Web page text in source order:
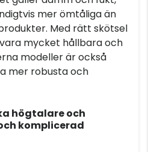
mer ömtåliga än
Med rätt skötsel
mycket hållbara och
modeller är också
mer robusta och
högtalare och
komplicerad